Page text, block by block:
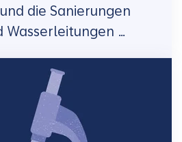
die Sanierungen
…